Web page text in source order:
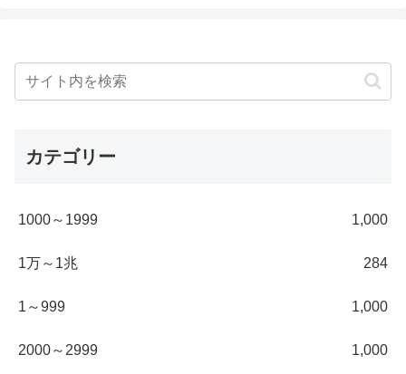
カテゴリー
1000～1999 1,000
1万～1兆 284
1～999 1,000
2000～2999 1,000